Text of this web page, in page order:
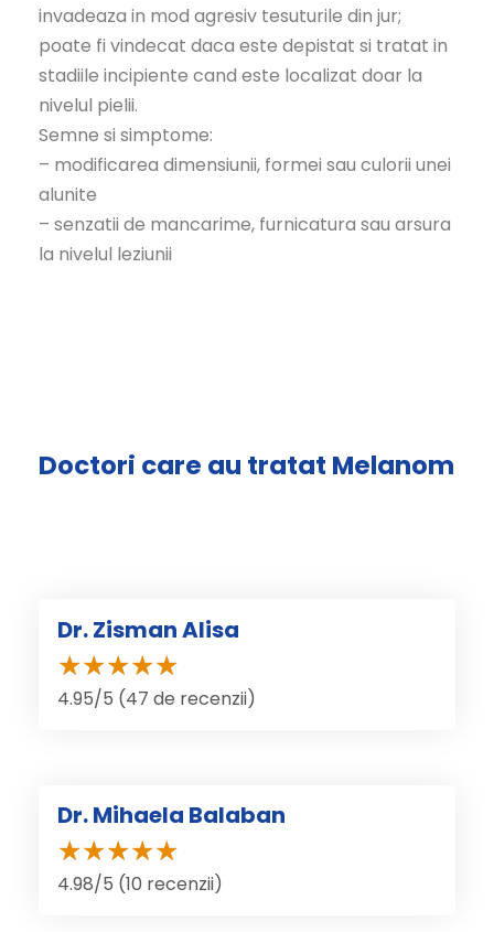
invadeaza in mod agresiv tesuturile din jur;
poate fi vindecat daca este depistat si tratat in
stadiile incipiente cand este localizat doar la
nivelul pielii.
Semne si simptome:
– modificarea dimensiunii, formei sau culorii unei
alunite
– senzatii de mancarime, furnicatura sau arsura
la nivelul leziunii
Doctori care au tratat Melanom
Dr. Zisman Alisa
4.95/5 (47 de recenzii)
Dr. Mihaela Balaban
4.98/5 (10 recenzii)